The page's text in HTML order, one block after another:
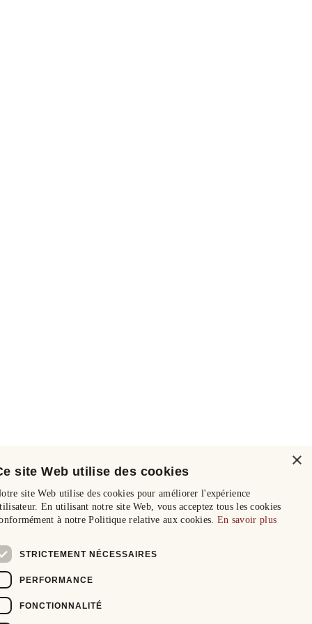
×
site Web utilise des cookies
site Web utilise des cookies pour améliorer l'expérience
En utilisant notre site Web, vous acceptez tous les cookies
à notre Politique relative aux cookies. En savoir plus
STRICTEMENT NÉCESSAIRES
PERFORMANCE
FONCTIONNALITÉ